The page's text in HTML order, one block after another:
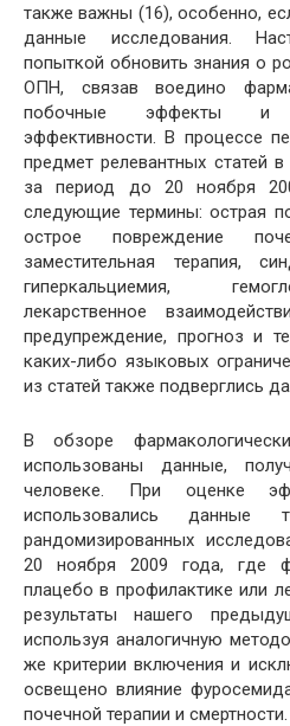
также важны (16), особенно,
данные исследования.
попыткой обновить знания о
ОПН, связав воедино
побочные эффекты и
эффективности. В процессе
предмет релевантных статей в
за период до 20 ноября
следующие термины: острая
острое повреждение
заместительная терапия,
гиперкальциемия,
лекарственное
предупреждение, прогноз и
каких-либо языковых
из статей также подверглись
В обзоре
использованы данные,
человеке. При оценке
использовались данные
рандомизированных
20 ноября 2009 года, где
плацебо в профилактике или
результаты нашего
используя аналогичную
же критерии включения и
освещено влияние
почечной терапии и смертности.